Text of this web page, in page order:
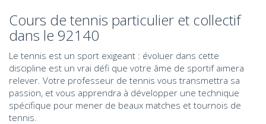
Cours de tennis particulier et collectif
dans le 92140
Le tennis est un sport exigeant : évoluer dans cette
discipline est un vrai défi que votre âme de sportif aimera
relever. Votre professeur de tennis vous transmettra sa
passion, et vous apprendra à développer une technique
spécifique pour mener de beaux matches et tournois de
tennis.